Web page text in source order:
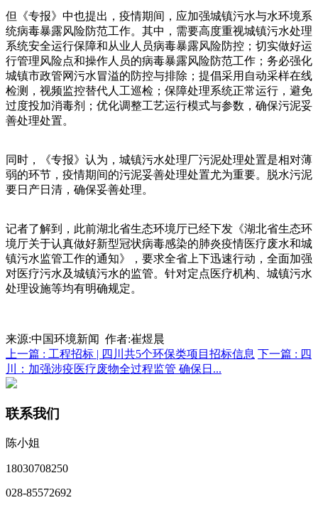
但《专报》中也提出，疫情期间，应加强城镇污水与水环境系
统病毒暴露风险防范工作。其中，需要高度重视城镇污水处理
系统安全运行保障和从业人员病毒暴露风险防控；切实做好运
行管理风险点和操作人员的病毒暴露风险防范工作；务必强化
城镇市政管网污水冒溢的防控与排除；提倡采用自动采样在线
检测，视频监控替代人工巡检；保障处理系统正常运行，避免
过度投加消毒剂；优化调整工艺运行模式与参数，确保污泥妥
善处理处置。
同时，《专报》认为，城镇污水处理厂污泥处理处置是相对薄
弱的环节，疫情期间的污泥妥善处理处置尤为重要。脱水污泥
要日产日清，确保妥善处理。
记者了解到，此前湖北省生态环境厅已经下发《湖北省生态环
境厅关于认真做好新型冠状病毒感染的肺炎疫情医疗废水和城
镇污水监管工作的通知》，要求全省上下迅速行动，全面加强
对医疗污水及城镇污水的监管。针对定点医疗机构、城镇污水
处理设施等均有明确规定。
来源:中国环境新闻 作者:崔煜晨
上一篇 : 工程招标 | 四川共5个环保类项目招标信息 下一篇 : 四
川：加强涉疫医疗废物全过程监管 确保日...
联系我们
陈小姐
18030708250
028-85572692